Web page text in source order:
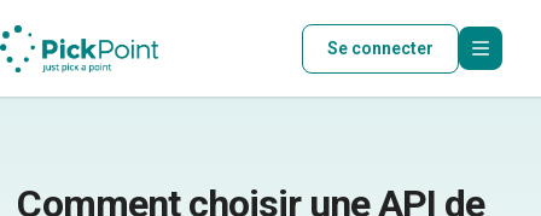
Se connecter
Comment choisir une API de